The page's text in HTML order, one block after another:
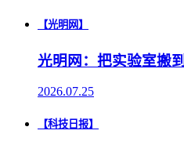
【光明网】
光明网：把实验室搬
2026.07.25
【科技日报】